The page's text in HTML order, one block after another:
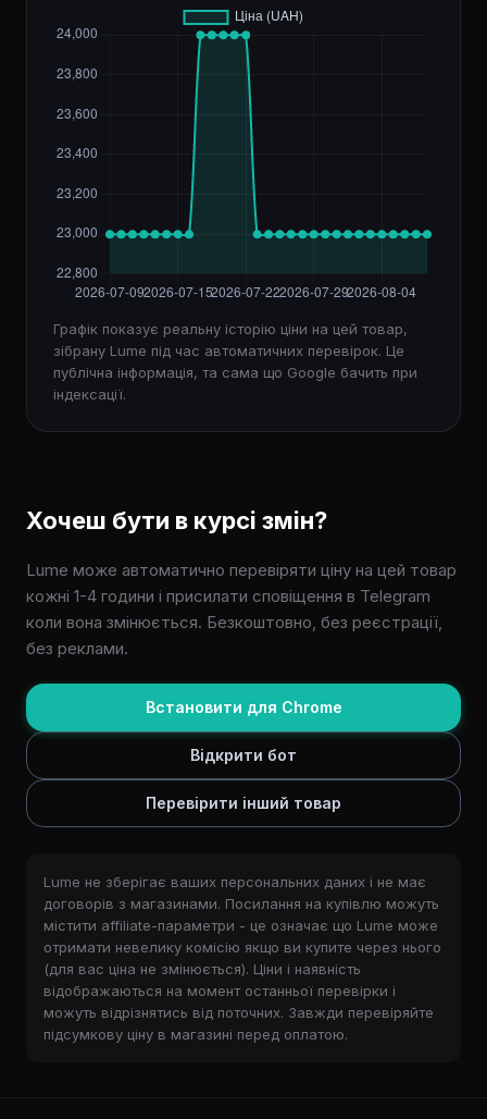
Графік показує реальну історію ціни на цей товар,
зібрану Lume під час автоматичних перевірок. Це
публічна інформація, та сама що Google бачить при
індексації.
Хочеш бути в курсі змін?
Lume може автоматично перевіряти ціну на цей товар
кожні 1-4 години і присилати сповіщення в Telegram
коли вона змінюється. Безкоштовно, без реєстрації,
без реклами.
Встановити для Chrome
Відкрити бот
Перевірити інший товар
Lume не зберігає ваших персональних даних і не має
договорів з магазинами. Посилання на купівлю можуть
містити affiliate-параметри - це означає що Lume може
отримати невелику комісію якщо ви купите через нього
(для вас ціна не змінюється). Ціни і наявність
відображаються на момент останньої перевірки і
можуть відрізнятись від поточних. Завжди перевіряйте
підсумкову ціну в магазині перед оплатою.